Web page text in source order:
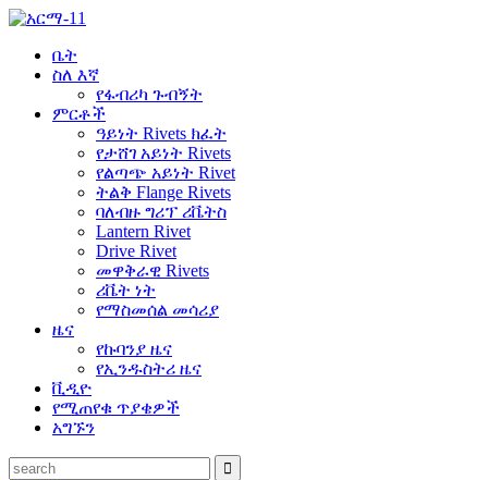
ቤት
ስለ እኛ
የፋብሪካ ጉብኝት
ምርቶች
ዓይነት Rivets ክፈት
የታሸገ አይነት Rivets
የልጣጭ አይነት Rivet
ትልቅ Flange Rivets
ባለብዙ ግሪፕ ሪቬትስ
Lantern Rivet
Drive Rivet
መዋቅራዊ Rivets
ሪቬት ነት
የማስመሰል መሳሪያ
ዜና
የኩባንያ ዜና
የኢንዱስትሪ ዜና
ቪዲዮ
የሚጠየቁ ጥያቄዎች
አግኙን